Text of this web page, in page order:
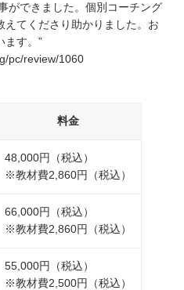
ができました。個別コーチング
えてくださり助かりました。お
ます。”
pc/review/1060
料金
48,000円（税込）
※教材費2,860円（税込）
66,000円（税込）
※教材費2,860円（税込）
55,000円（税込）
※教材費2,500円（税込）